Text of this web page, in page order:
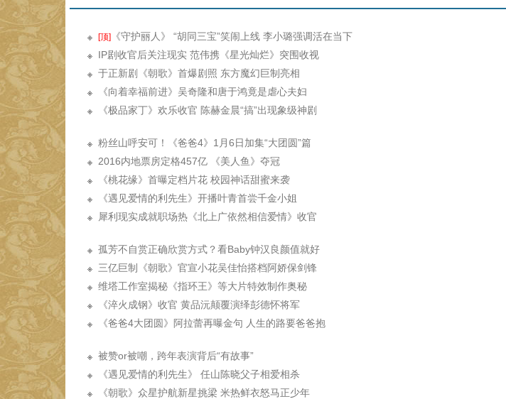
[顶] 《守护丽人》 “胡同三宝”笑闹上线 李小璐强调活在当下
IP剧收官后关注现实 范伟携《星光灿烂》突围收视
于正新剧《朝歌》首爆剧照 东方魔幻巨制亮相
《向着幸福前进》吴奇隆和唐于鸿竟是虐心夫妇
《极品家丁》欢乐收官 陈赫金晨“搞”出现象级神剧
粉丝山呼安可！《爸爸4》1月6日加集“大团圆”篇
2016内地票房定格457亿 《美人鱼》夺冠
《桃花缘》首曝定档片花 校园神话甜蜜来袭
《遇见爱情的利先生》开播叶青首尝千金小姐
犀利现实成就职场热《北上广依然相信爱情》收官
孤芳不自赏正确欣赏方式？看Baby钟汉良颜值就好
三亿巨制《朝歌》官宣小花吴佳怡搭档阿娇保剑锋
维塔工作室揭秘《指环王》等大片特效制作奥秘
《淬火成钢》收官 黄品沅颠覆演绎彭德怀将军
《爸爸4大团圆》阿拉蕾再曝金句 人生的路要爸爸抱
被赞or被嘲，跨年表演背后“有故事”
《遇见爱情的利先生》 任山陈晓父子相爱相杀
《朝歌》众星护航新星挑梁 米热鲜衣怒马正少年